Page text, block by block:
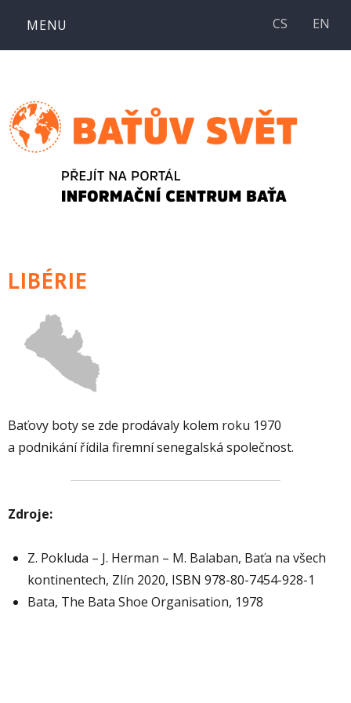
obsahu
MENU CS EN
LIBÉRIE
Baťovy boty se zde prodávaly kolem roku 1970
a podnikání řídila firemní senegalská společnost.
Zdroje:
Z. Pokluda – J. Herman – M. Balaban, Baťa na všech
kontinentech, Zlín 2020, ISBN 978-80-7454-928-1
Bata, The Bata Shoe Organisation, 1978